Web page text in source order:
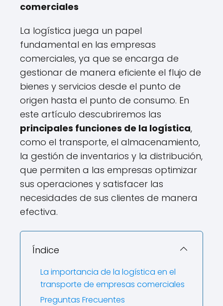
comerciales
La logística juega un papel
fundamental en las empresas
comerciales, ya que se encarga de
gestionar de manera eficiente el flujo de
bienes y servicios desde el punto de
origen hasta el punto de consumo. En
este artículo descubriremos las
principales funciones de la logística,
como el transporte, el almacenamiento,
la gestión de inventarios y la distribución,
que permiten a las empresas optimizar
sus operaciones y satisfacer las
necesidades de sus clientes de manera
efectiva.
Índice
La importancia de la logística en el
transporte de empresas comerciales
Preguntas Frecuentes